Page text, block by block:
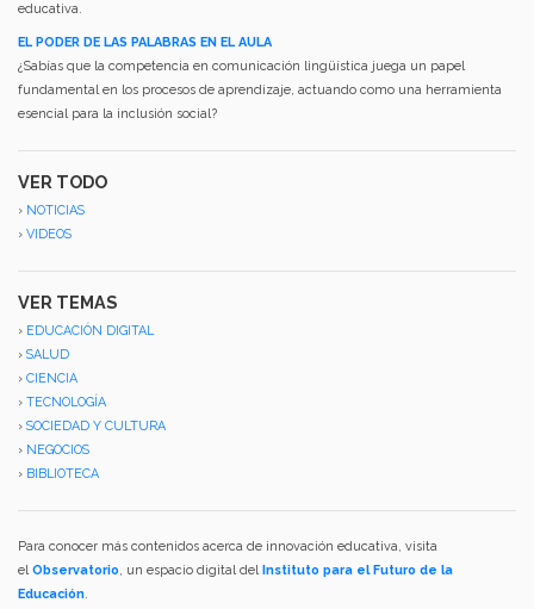
educativa.
EL PODER DE LAS PALABRAS EN EL AULA
¿Sabías que la competencia en comunicación lingüística juega un papel
fundamental en los procesos de aprendizaje, actuando como una herramienta
esencial para la inclusión social?
VER TODO
› NOTICIAS
› VIDEOS
VER TEMAS
› EDUCACIÓN DIGITAL
› SALUD
› CIENCIA
› TECNOLOGÍA
› SOCIEDAD Y CULTURA
› NEGOCIOS
› BIBLIOTECA
Para conocer más contenidos acerca de innovación educativa, visita
elObservatorio, un espacio digital del Instituto para el Futuro de la
Educación.